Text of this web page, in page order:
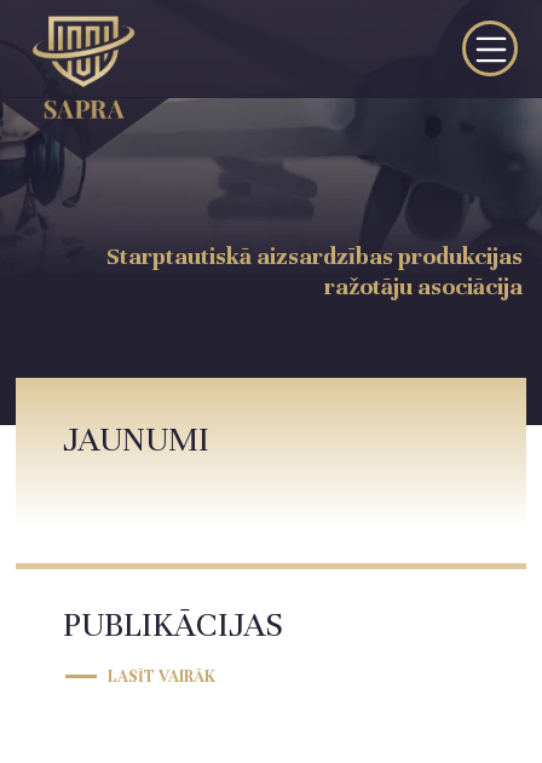
Starptautiskā aizsardzības produkcijas
ražotāju asociācija
JAUNUMI
PUBLIKĀCIJAS
LASĪT VAIRĀK